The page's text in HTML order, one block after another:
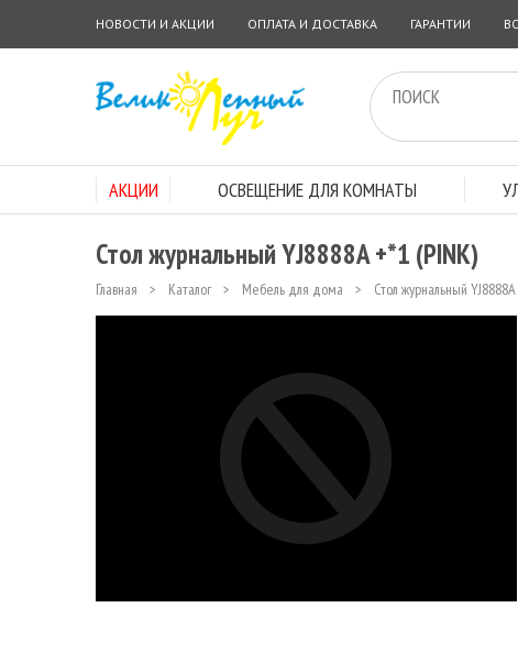
НОВОСТИ И АКЦИИ ОПЛАТА И ДОСТАВКА ГАРАНТИИ
АКЦИИ ОСВЕЩЕНИЕ ДЛЯ КОМНАТЫ
Стол журнальный YJ8888A +*1 (PINK)
Главная > Каталог > Мебель для дома > Стол журнальный